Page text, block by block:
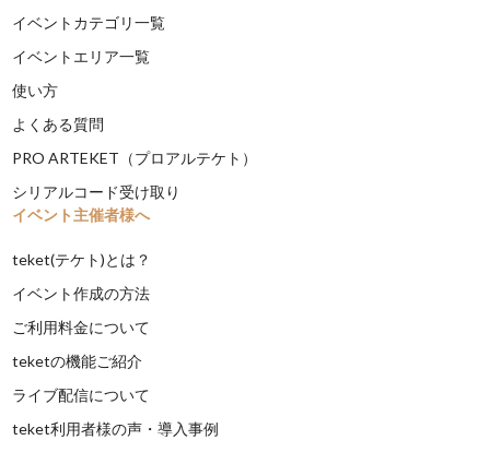
イベントカテゴリ一覧
イベントエリア一覧
使い方
よくある質問
PRO ARTEKET（プロアルテケト）
シリアルコード受け取り
イベント主催者様へ
teket(テケト)とは？
イベント作成の方法
ご利用料金について
teketの機能ご紹介
ライブ配信について
teket利用者様の声・導入事例